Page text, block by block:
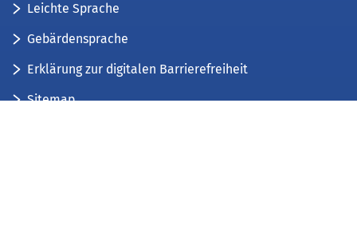
Leichte Sprache
Gebärdensprache
Erklärung zur digitalen Barrierefreiheit
Sitemap